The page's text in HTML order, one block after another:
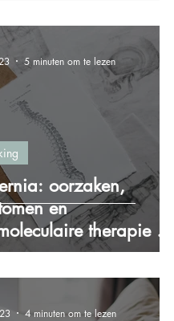
oorzaken,
en
therapie als
5 minuten om te lezen
4 minuten om te lezen